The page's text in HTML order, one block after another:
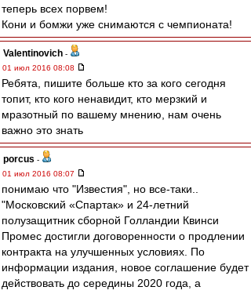
теперь всех порвем!
Кони и бомжи уже снимаются с чемпионата!
Valentinovich -
01 июл 2016 08:08
Ребята, пишите больше кто за кого сегодня
топит, кто кого ненавидит, кто мерзкий и
мразотный по вашему мнению, нам очень
важно это знать
porcus -
01 июл 2016 08:07
понимаю что "Известия", но все-таки..
"Московский «Спартак» и 24-летний
полузащитник сборной Голландии Квинси
Промес достигли договоренности о продлении
контракта на улучшенных условиях. По
информации издания, новое соглашение будет
действовать до середины 2020 года, а